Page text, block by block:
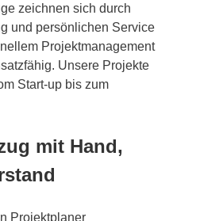
zeichnen sich durch
und persönlichen Service
Projektmanagement
Unsere Projekte
Start-up bis zum
mit Hand,
Projektplaner